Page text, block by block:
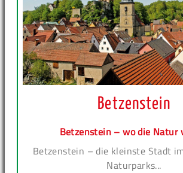
Betzenstein
Betzenstein – wo die Natur
Betzenstein – die kleinste Stadt
Naturparks...